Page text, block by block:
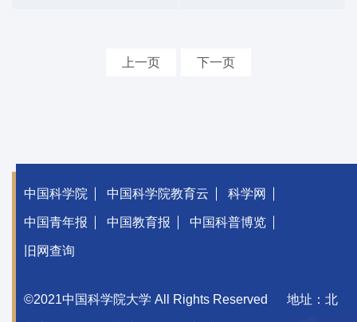
上一页 下一页
中国科学院 中国科学院教育云 科学网
中国青年报 中国教育报 中国科普博览
旧网查询
©2021中国科学院大学 All Rights Reserved 地址：北